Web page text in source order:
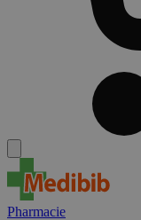
Pharmacie